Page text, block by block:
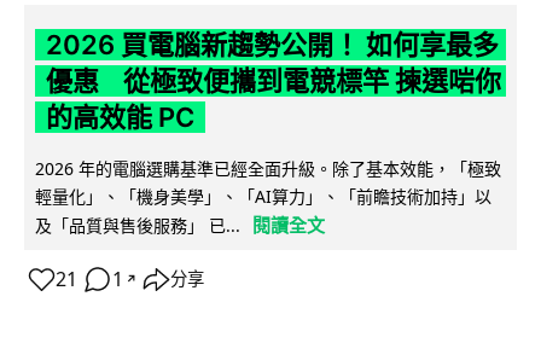
2026 買電腦新趨勢公開！ 如何享最多
優惠 從極致便攜到電競標竿 揀選啱你
的高效能 PC
2026 年的電腦選購基準已經全面升級。除了基本效能，「極致
輕量化」、「機身美學」、「AI算力」、「前瞻技術加持」以
及「品質與售後服務」 已...
閱讀全文
21 1 ↗ 分享